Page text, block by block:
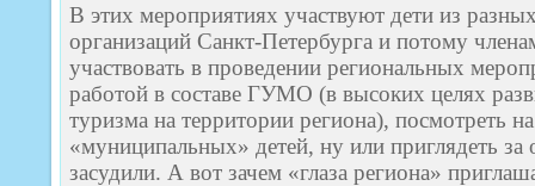
В этих мероприятиях участвуют дети из
организаций Санкт-Петербурга и потому
участвовать в проведении региональных
работой в составе ГУМО (в высоких целях
туризма на территории региона), посмотреть
«муниципальных» детей, ну или приглядеть за
засудили. А вот зачем «глаза региона»